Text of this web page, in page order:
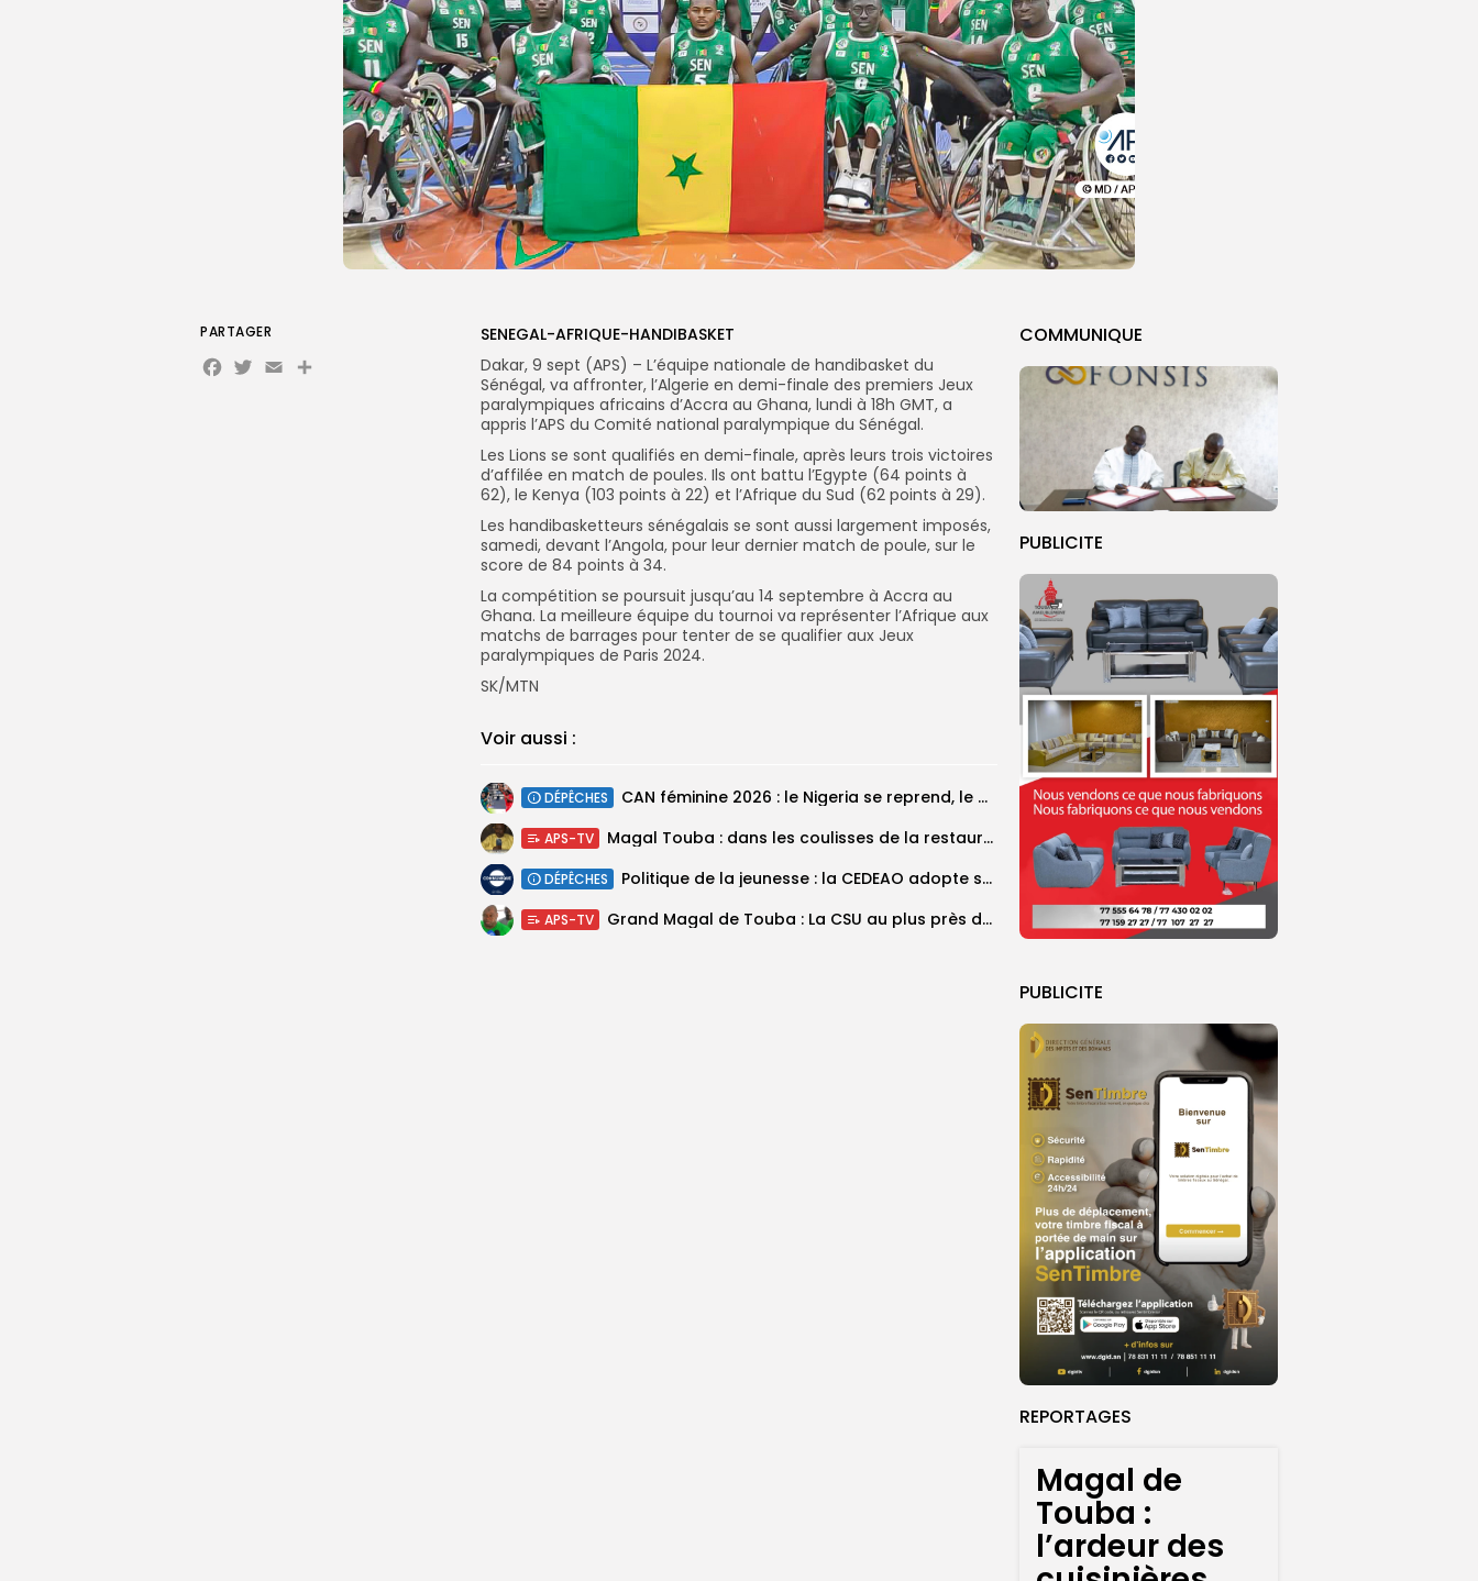
COMMUNIQUE
PUBLICITE
PUBLICITE
REPORTAGES
Magal de
Touba :
l’ardeur des
SENEGAL-AFRIQUE-HANDIBASKET
Dakar, 9 sept (APS) – L’équipe nationale de handibasket du
Sénégal, va affronter, l’Algerie en demi-finale des premiers Jeux
paralympiques africains d’Accra au Ghana, lundi à 18h GMT, a
appris l’APS du Comité national paralympique du Sénégal.
Les Lions se sont qualifiés en demi-finale, après leurs trois victoires
d’affilée en match de poules. Ils ont battu l’Egypte (64 points à
62), le Kenya (103 points à 22) et l’Afrique du Sud (62 points à 29).
Les handibasketteurs sénégalais se sont aussi largement imposés,
samedi, devant l’Angola, pour leur dernier match de poule, sur le
score de 84 points à 34.
La compétition se poursuit jusqu’au 14 septembre à Accra au
Ghana. La meilleure équipe du tournoi va représenter l’Afrique aux
matchs de barrages pour tenter de se qualifier aux Jeux
paralympiques de Paris 2024.
SK/MTN
Voir aussi :
DÉPÊCHES ‎CAN féminine 2026 : le Nigeria se reprend, le Malawi surprend encore...
APS-TV Magal Touba : dans les coulisses de la restauration de la presse...
DÉPÊCHES Politique de la jeunesse : la CEDEAO adopte son plan d’actions stratégiques...
APS-TV Grand Magal de Touba : La CSU au plus près des pèlerins
PARTAGER
Facebook
Twitter
EmailPartager